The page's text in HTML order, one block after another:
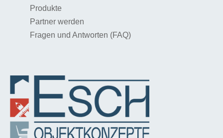
Produkte
Partner werden
Fragen und Antworten (FAQ)